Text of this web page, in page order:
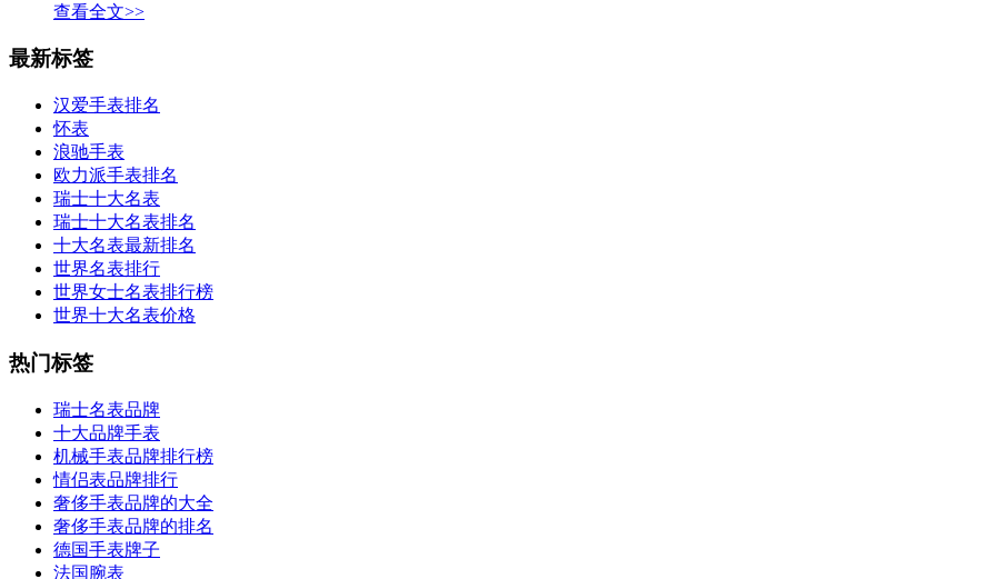
查看全文>>
最新标签
汉爱手表排名
怀表
浪驰手表
欧力派手表排名
瑞士十大名表
瑞士十大名表排名
十大名表最新排名
世界名表排行
世界女士名表排行榜
世界十大名表价格
热门标签
瑞士名表品牌
十大品牌手表
机械手表品牌排行榜
情侣表品牌排行
奢侈手表品牌的大全
奢侈手表品牌的排名
德国手表牌子
法国腕表